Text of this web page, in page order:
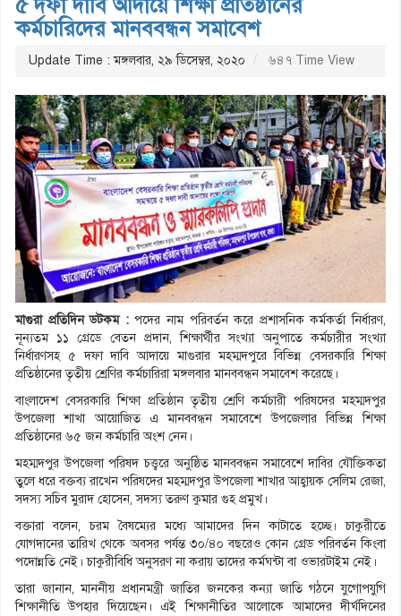
কর্মচারিদের মানববন্ধন সমাবেশ
Update Time : মঙ্গলবার, ২৯ ডিসেম্বর, ২০২০ ৬৪৭ Time View
মাগুরা প্রতিদিন ডটকম :পদের নাম পরিবর্তন করে প্রশাসনিক কর্মকর্তা নির্ধারণ,
নূন্যতম ১১ গ্রেডে বেতন প্রদান, শিক্ষার্থীর সংখ্যা অনুপাতে কর্মচারীর সংখ্যা
নির্ধারণসহ ৫ দফা দাবি আদায়ে মাগুরার মহম্মদপুরে বিভিন্ন বেসরকারি শিক্ষা
প্রতিষ্ঠানের তৃতীয় শ্রেণির কর্মচারিরা মঙ্গলবার মানববন্ধন সমাবেশ করেছে।
বাংলাদেশ বেসরকারি শিক্ষা প্রতিষ্ঠান তৃতীয় শ্রেণি কর্মচারী পরিষদের মহম্মদপুর
উপজেলা শাখা আয়োজিত এ মানববন্ধন সমাবেশে উপজেলার বিভিন্ন শিক্ষা
প্রতিষ্ঠানের ৬৫ জন কর্মচারি অংশ নেন।
মহম্মদপুর উপজেলা পরিষদ চত্ত্বরে অনুষ্ঠিত মানববন্ধন সমাবেশে দাবির যৌক্তিকতা
তুলে ধরে বক্তব্য রাখেন পরিষদের মহম্মদপুর উপজেলা শাখার আহ্বায়ক সেলিম রেজা,
সদস্য সচিব মুরাদ হোসেন, সদস্য তরুণ কুমার গুহ প্রমুখ।
বক্তারা বলেন, চরম বৈষম্যের মধ্যে আমাদের দিন কাটাতে হচ্ছে। চাকুরীতে
যোগদানের তারিখ থেকে অবসর পর্যন্ত ৩০/৪০ বছরেও কোন গ্রেড পরিবর্তন কিংবা
পদোন্নতি নেই। চাকুরীবিধি অনুসরণ না করায় তাদের কর্মঘন্টা বা ওভারটাইম নেই।
তারা জানান, মাননীয় প্রধানমন্ত্রী জাতির জনকের কন্যা জাতি গঠনে যুগোপযুগি
শিক্ষানীতি উপহার দিয়েছেন। এই শিক্ষানীতির আলোকে আমাদের দীর্ঘদিনের